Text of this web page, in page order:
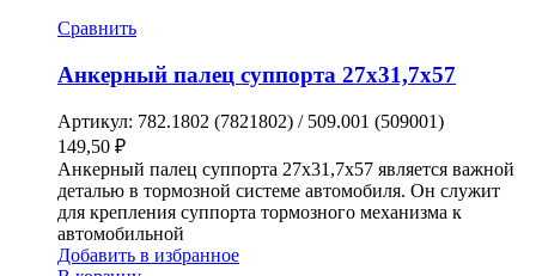
Сравнить
Анкерный палец суппорта 27х31,7х57
Артикул: 782.1802 (7821802) / 509.001 (509001)
149,50 ₽
Анкерный палец суппорта 27х31,7х57 является важной
деталью в тормозной системе автомобиля. Он служит
для крепления суппорта тормозного механизма к
автомобильной
Добавить в избранное